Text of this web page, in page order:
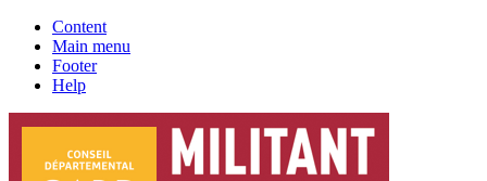
Content
Main menu
Footer
Help